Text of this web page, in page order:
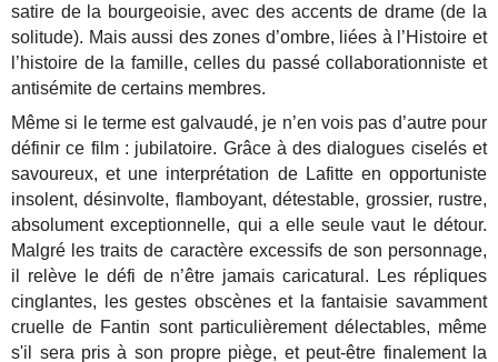
satire de la bourgeoisie, avec des accents de drame (de la
solitude). Mais aussi des zones d’ombre, liées à l’Histoire et
l’histoire de la famille, celles du passé collaborationniste et
antisémite de certains membres.
Même si le terme est galvaudé, je n’en vois pas d’autre pour
définir ce film : jubilatoire. Grâce à des dialogues ciselés et
savoureux, et une interprétation de Lafitte en opportuniste
insolent, désinvolte, flamboyant, détestable, grossier, rustre,
absolument exceptionnelle, qui a elle seule vaut le détour.
Malgré les traits de caractère excessifs de son personnage,
il relève le défi de n’être jamais caricatural. Les répliques
cinglantes, les gestes obscènes et la fantaisie savamment
cruelle de Fantin sont particulièrement délectables, même
s'il sera pris à son propre piège, et peut-être finalement la